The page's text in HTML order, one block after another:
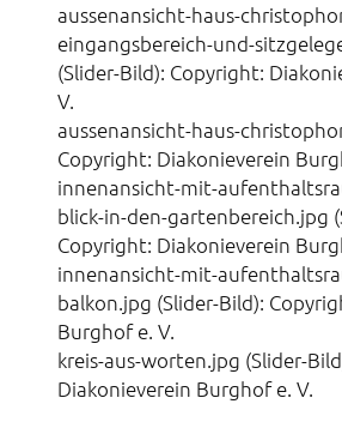
aussenansicht-haus-
eingangsbereich-und-
(Slider-Bild): Copyright:
V.
aussenansicht-haus-
Copyright: Diakonieverein
innenansicht-mit-
blick-in-den-gartenbereich.jpg
Copyright: Diakonieverein
innenansicht-mit-
balkon.jpg (Slider-Bild):
Burghof e. V.
kreis-aus-worten.jpg (Slider-
Diakonieverein Burghof e. V.